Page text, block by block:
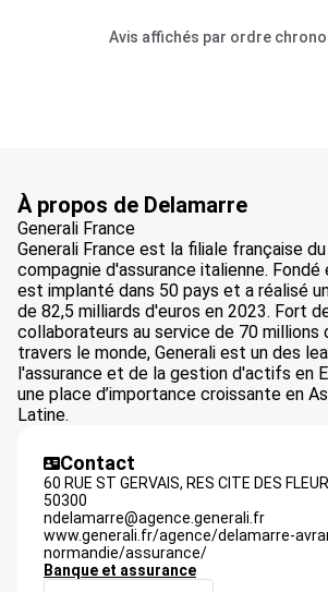
Avis affichés par ordre
À propos de Delamarre
Generali France
Generali France est la filiale française
compagnie d'assurance italienne. Fondé
est implanté dans 50 pays et a réalisé
de 82,5 milliards d'euros en 2023. Fort
collaborateurs au service de 70 millions
travers le monde, Generali est un des
l'assurance et de la gestion d'actifs en
une place d’importance croissante en
Latine.
Contact
60 RUE ST GERVAIS, RES CITE DES
50300
ndelamarre@agence.generali.fr
www.generali.fr/agence/delamarre-
normandie/assurance/
Banque et assurance